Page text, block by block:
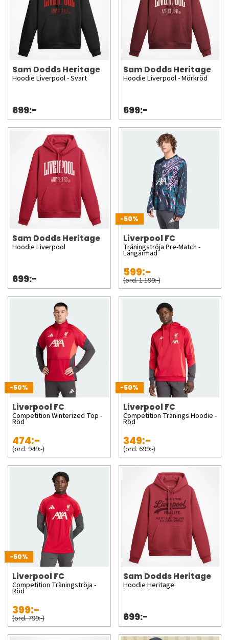
Sam Dodds Heritage
Hoodie Liverpool - Svart
699:-
Sam Dodds Heritage
Hoodie Liverpool - Mörkröd
699:-
Sam Dodds Heritage
Hoodie Liverpool
699:-
-50%
Liverpool FC
Träningströja Pre-Match -
Långärmad
599:-
(ord. 1 199:-)
-50%
Liverpool FC
Competition Winterized Top -
Röd
474:-
(ord. 949:-)
-50%
Liverpool FC
Competition Tränings Hoodie -
Röd
349:-
(ord. 699:-)
-50%
Liverpool FC
Competition Träningströja -
Röd
399:-
(ord. 799:-)
Sam Dodds Heritage
Hoodie Heritage
699:-